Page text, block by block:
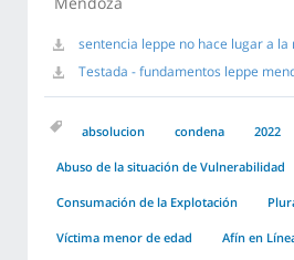
sentencia leppe no hace lugar a la
Testada - fundamentos leppe
absolucion condena 2022
Abuso de la situación de Vulnerabilidad
Consumación de la Explotación
Víctima menor de edad Afín en